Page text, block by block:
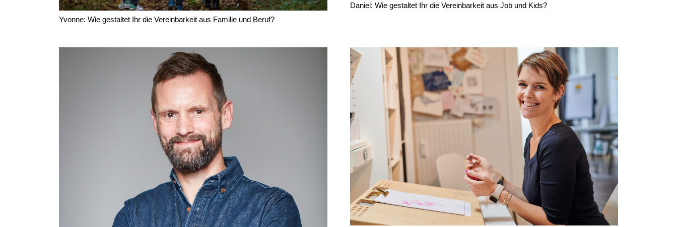
Yvonne: Wie gestaltet Ihr die Vereinbarkeit aus Familie und Beruf?
Daniel: Wie gestaltet Ihr die Vereinbarkeit aus Job und Kids?